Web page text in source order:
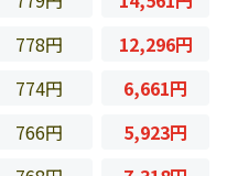
778円
12,296円
774円
6,661円
766円
5,923円